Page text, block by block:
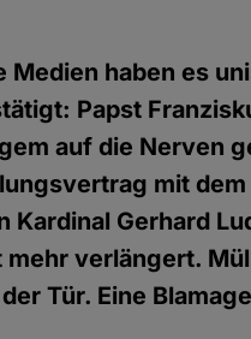
haben es
Papst
auf die Nerven
mit
Kardinal Gerhard
verlängert.
Tür. Eine